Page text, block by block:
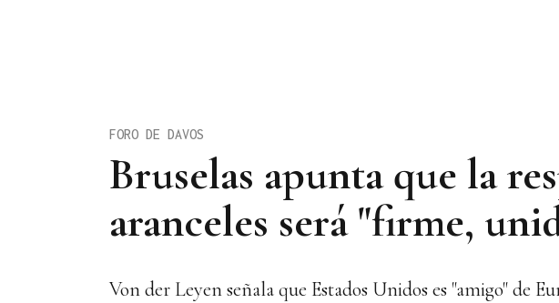
Bruselas apunta que la
aranceles será "firme,
FORO DE DAVOS
Von der Leyen señala que Estados Unidos es "amigo" de